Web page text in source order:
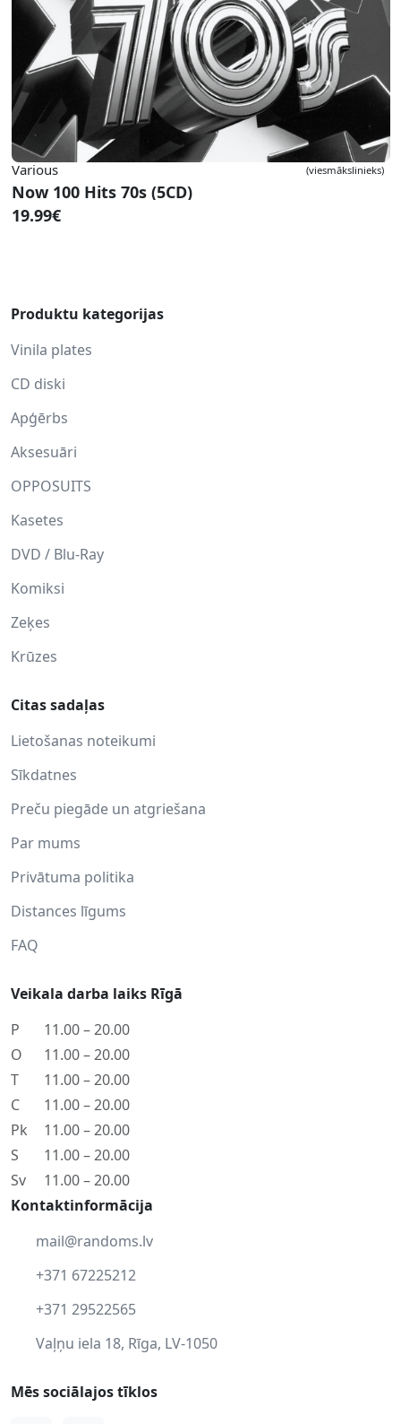
Various (viesmākslinieks)
Now 100 Hits 70s (5CD)
19.99€
Produktu kategorijas
Vinila plates
CD diski
Apģērbs
Aksesuāri
OPPOSUITS
Kasetes
DVD / Blu-Ray
Komiksi
Zeķes
Krūzes
Citas sadaļas
Lietošanas noteikumi
Sīkdatnes
Preču piegāde un atgriešana
Par mums
Privātuma politika
Distances līgums
FAQ
Veikala darba laiks Rīgā
P
11.00 – 20.00
O
11.00 – 20.00
T
11.00 – 20.00
C
11.00 – 20.00
Pk
11.00 – 20.00
S
11.00 – 20.00
Sv
11.00 – 20.00
Kontaktinformācija
mail@randoms.lv
+371 67225212
+371 29522565
Vaļņu iela 18, Rīga, LV-1050
Mēs sociālajos tīklos